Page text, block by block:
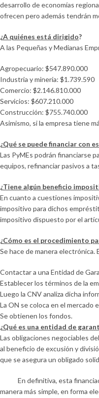
desarrollo de economías
ofrecen pero además tendrán
¿A quiénes está dirigido?
A las Pequeñas y Medianas
Agropecuario: $547.890.000
Industria y minería: $1.739.590
Comercio: $2.146.810.000
Servicios: $607.210.000
Construcción: $755.740.000
Asimismo, si la empresa tiene
¿Qué se puede financiar con
Las PyMEs podrán financiarse
equipos, refinanciar pasivos a
¿Tiene algún beneficio
En cuanto a cuestiones
impositivo para dichos
impositivo dispuesto por el
¿Cómo es el procedimiento
Se hace de manera
Contactar a una Entidad de
Establecer los términos de la
Luego la CNV analiza dicha
La ON se coloca en el
Se obtienen los fondos.
¿Qué es una entidad de
Las obligaciones negociables
al beneficio de excusión y
que se asegura un obligado
En definitiva, esta
manera más simple, en forma